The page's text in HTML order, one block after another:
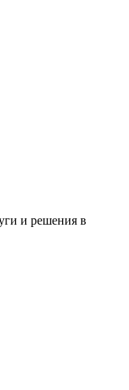
и решения в